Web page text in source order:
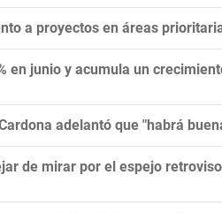
a proyectos en áreas
en junio y acumula un
adelantó que "habrá
de mirar por el espejo